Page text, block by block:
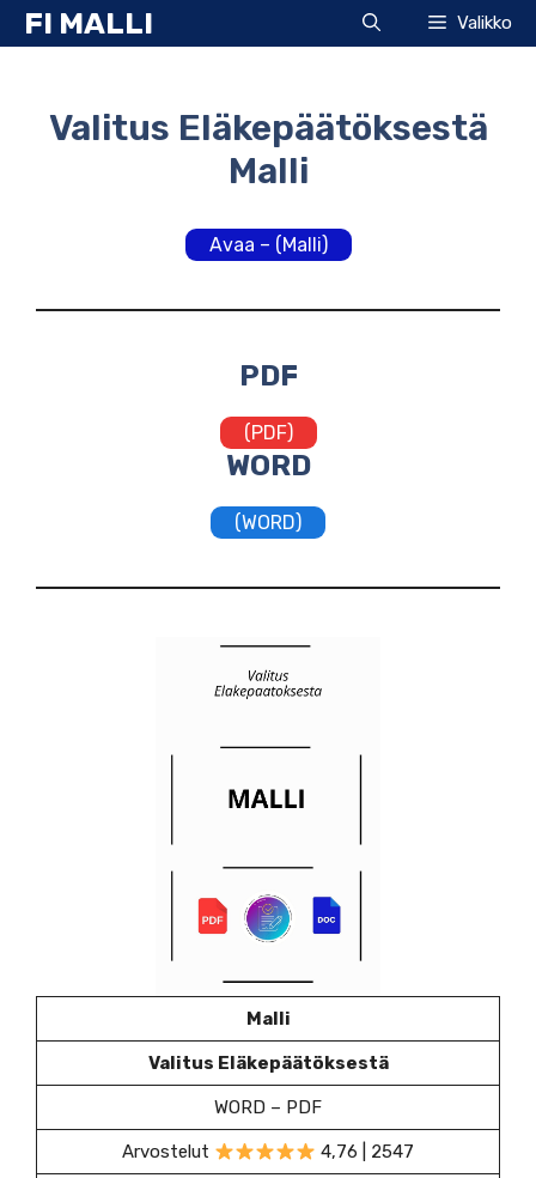
Siirry
sisältöön
FI MALLI Valikko
Valitus Eläkepäätöksestä
Malli
Avaa – (Malli)
PDF
(PDF)
WORD
(WORD)
Malli
Valitus Eläkepäätöksestä
WORD – PDF
Arvostelut 4,76 | 2547